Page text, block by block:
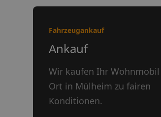
Fahrzeugankauf
Ankauf
Wir kaufen Ihr
Ort in Mülheim zu fairen
Konditionen.